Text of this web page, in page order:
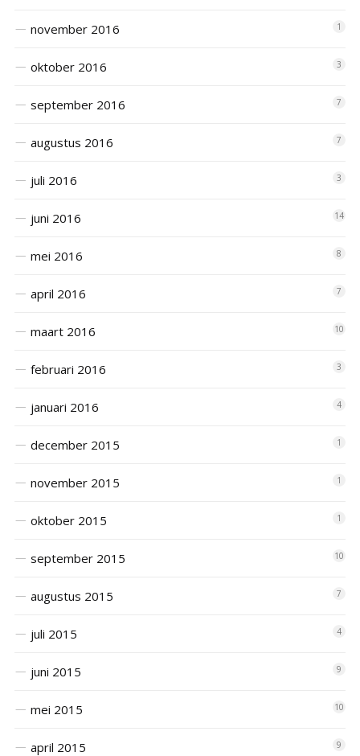
november 2016 1
oktober 2016 3
september 2016 7
augustus 2016 7
juli 2016 3
juni 2016 14
mei 2016 8
april 2016 7
maart 2016 10
februari 2016 3
januari 2016 4
december 2015 1
november 2015 1
oktober 2015 1
september 2015 10
augustus 2015 7
juli 2015 4
juni 2015 9
mei 2015 10
april 2015 9